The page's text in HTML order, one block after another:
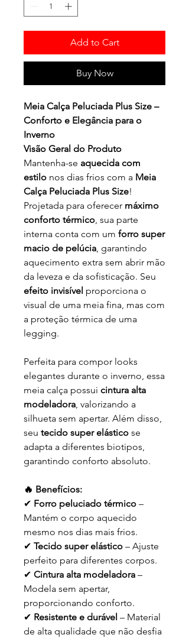
Add to Cart
Buy Now
Meia Calça Peluciada Plus Size –
Conforto e Elegância para o
Inverno
Visão Geral do Produto
Mantenha-se aquecida com
estilo nos dias frios com a Meia
Calça Peluciada Plus Size!
Projetada para oferecer máximo
conforto térmico, sua parte
interna conta com um forro super
macio de pelúcia, garantindo
aquecimento extra sem abrir mão
da leveza e da sofisticação. Seu
efeito invisível proporciona o
visual de uma meia fina, mas com
a proteção térmica de uma
legging.
Perfeita para compor looks
elegantes durante o inverno, essa
meia calça possui cintura alta
modeladora, valorizando a
silhueta sem apertar. Além disso,
seu tecido super elástico se
adapta a diferentes biotipos,
garantindo conforto absoluto.
🔥 Benefícios:
✔ Forro peluciado térmico –
Mantém o corpo aquecido
mesmo nos dias mais frios.
✔ Tecido super elástico – Ajuste
perfeito para diferentes corpos.
✔ Cintura alta modeladora –
Modela sem apertar,
proporcionando conforto.
✔ Resistente e durável – Material
de alta qualidade que não desfia